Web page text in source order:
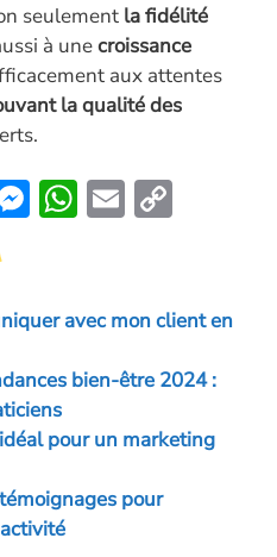
seulement la fidélité
à unecroissance
aux attentes
la qualité des
M
n
er
W
s
p
p
E
l y
n
k
avec mon client en
bien-être 2024 :
pour un marketing
pour